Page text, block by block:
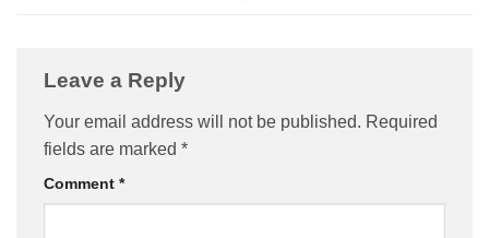
Leave a Reply
Your email address will not be published. Required
fields are marked *
Comment *